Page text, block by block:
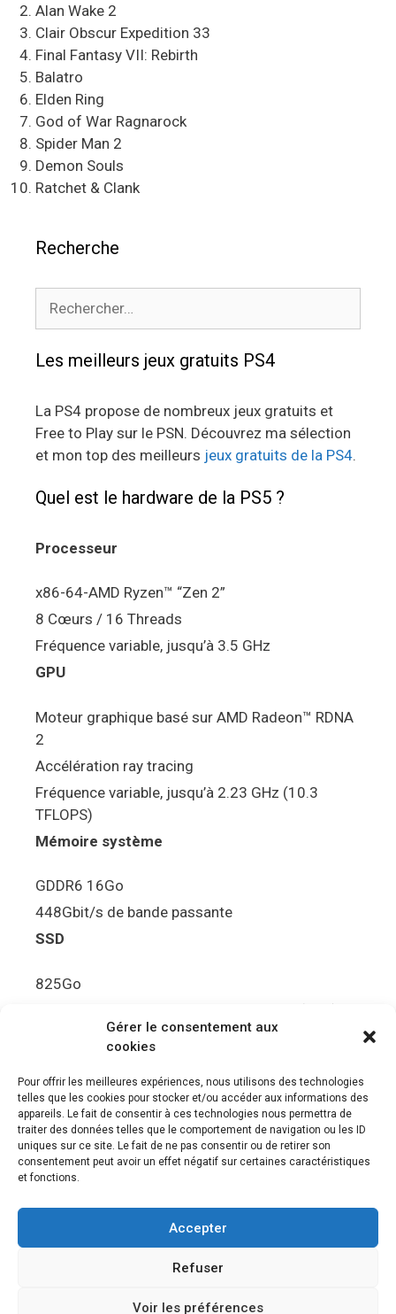
Gérer le consentement aux
cookies
Pour offrir les meilleures expériences, nous utilisons des technologies
telles que les cookies pour stocker et/ou accéder aux informations des
appareils. Le fait de consentir à ces technologies nous permettra de
traiter des données telles que le comportement de navigation ou les ID
uniques sur ce site. Le fait de ne pas consentir ou de retirer son
consentement peut avoir un effet négatif sur certaines caractéristiques
et fonctions.
Accepter
Refuser
Voir les préférences
Alan Wake 2
Clair Obscur Expedition 33
Final Fantasy VII: Rebirth
Balatro
Elden Ring
God of War Ragnarock
Spider Man 2
Demon Souls
Ratchet & Clank
Recherche
Les meilleurs jeux gratuits PS4
La PS4 propose de nombreux jeux gratuits et
Free to Play sur le PSN. Découvrez ma sélection
et mon top des meilleurs jeux gratuits de la PS4.
Quel est le hardware de la PS5 ?
Processeur
x86-64-AMD Ryzen™ “Zen 2”
8 Cœurs / 16 Threads
Fréquence variable, jusqu’à 3.5 GHz
GPU
Moteur graphique basé sur AMD Radeon™ RDNA
2
Accélération ray tracing
Fréquence variable, jusqu’à 2.23 GHz (10.3
TFLOPS)
Mémoire système
GDDR6 16Go
448Gbit/s de bande passante
SSD
825Go
5.5Gbit/s de bande passante en lecture (Brut)
Disque de jeu PS5
Ultra HD Blu-ray™, jusqu’à 100Go/disque
Sortie vidéo
Compatibilité avec les téléviseurs 4K 120Hz et
8K, VRR (spécification HDMI v. 2.1)
“Tempest” 3D AudioTec